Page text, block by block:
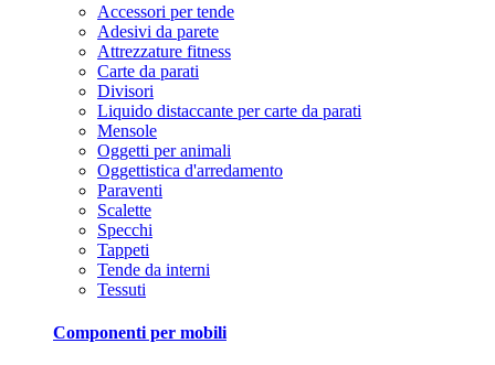
Accessori per tende
Adesivi da parete
Attrezzature fitness
Carte da parati
Divisori
Liquido distaccante per carte da parati
Mensole
Oggetti per animali
Oggettistica d'arredamento
Paraventi
Scalette
Specchi
Tappeti
Tende da interni
Tessuti
Componenti per mobili